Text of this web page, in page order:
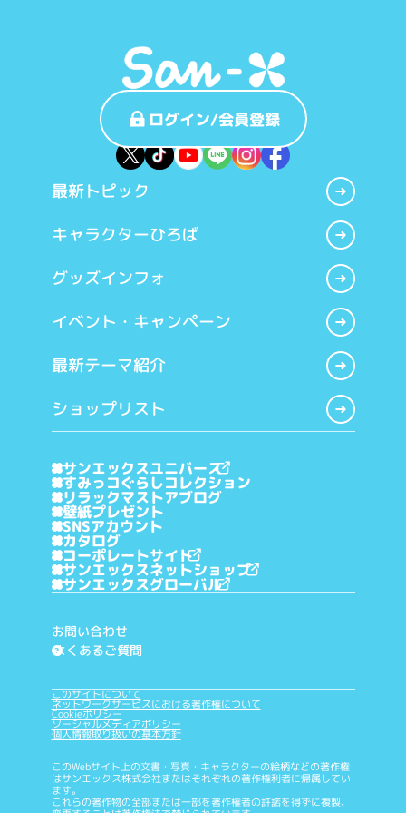
ログイン/会員登録
最新トピック
キャラクターひろば
グッズインフォ
イベント・キャンペーン
最新テーマ紹介
ショップリスト
サンエックスユニバース
すみっコぐらしコレクション
リラックマストアブログ
壁紙プレゼント
SNSアカウント
カタログ
コーポレートサイト
サンエックスネットショップ
サンエックスグローバル
お問い合わせ
?
よくあるご質問
このサイトについて
ネットワークサービスにおける著作権について
Cookieポリシー
ソーシャルメディアポリシー
個人情報取り扱いの基本方針
このWebサイト上の文書・写真・キャラクターの絵柄などの著作権
はサンエックス株式会社またはそれぞれの著作権利者に帰属してい
ます。
これらの著作物の全部または一部を著作権者の許諾を得ずに複製、